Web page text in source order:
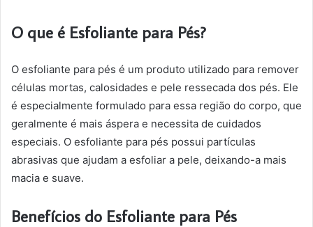
O que é Esfoliante para Pés?
O esfoliante para pés é um produto utilizado para remover
células mortas, calosidades e pele ressecada dos pés. Ele
é especialmente formulado para essa região do corpo, que
geralmente é mais áspera e necessita de cuidados
especiais. O esfoliante para pés possui partículas
abrasivas que ajudam a esfoliar a pele, deixando-a mais
macia e suave.
Benefícios do Esfoliante para Pés